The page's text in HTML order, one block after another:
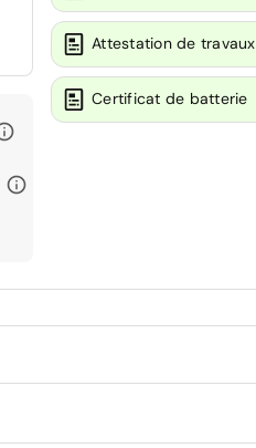
Attestation de travaux
Certificat de batterie